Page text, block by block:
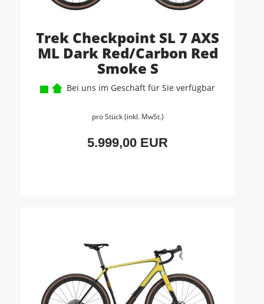
Trek Checkpoint SL 7 AXS
ML Dark Red/Carbon Red
Smoke S
Bei uns im Geschäft für Sie verfügbar
pro Stück (inkl. MwSt.)
5.999,00 EUR